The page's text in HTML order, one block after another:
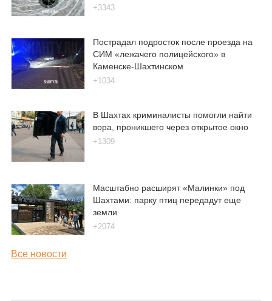
+3343
Пострадал подросток после проезда на
СИМ «лежачего полицейского» в
Каменске-Шахтинском
+1034
В Шахтах криминалисты помогли найти
вора, проникшего через открытое окно
+1309
Масштабно расширят «Малинки» под
Шахтами: парку птиц передадут еще
земли
+2074
Все новости